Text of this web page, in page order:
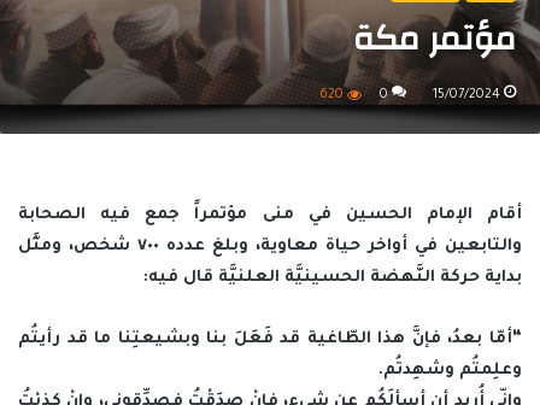
مؤتمر مكة
15/07/2024
0
620
أقام الإمام الحسين في منى مؤتمراً جمع فيه الصحابة
والتابعين في أواخر حياة معاوية، وبلغ عدده ٧٠٠ شخص، ومثَّل
بداية حركة النَّهضة الحسينيَّة العلنيَّة قال فيه:
“أمّا بعدُ، فإنَّ هذا الطّاغية قد فَعَلَ بنا وبشيعتِنا ما قد رأيتُم
وعلِمتُم وشهِدتُم.